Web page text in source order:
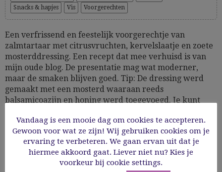
Snacks & hapjes
Vis Voorgerechten
Een verfrissend en feestelijk voorgerechtje van
zalmtartaar met citrusvruchten, kervelslaatje en zoete
mosterddressing. Een recept dat mee verhuisd is van
mijn oude blog. De presentatie mag wat moderner,
maar de smaken blijven goed. Tip: De dressing werd
gemaakt met een mosterd waaraan reeds
balsamicoazijn en honing werd toegevoegd. Je kunt
19/08/2019
Vandaag is een mooie dag om cookies te accepteren.
Gewoon voor wat ze zijn! Wij gebruiken cookies om je
ervaring te verbeteren. We gaan ervan uit dat je
hiermee akkoord gaat. Liever niet nu? Kies je
voorkeur bij cookie settings.